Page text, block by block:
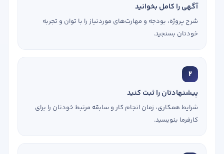
آگهی را کامل بخوانید
شرح پروژه، بودجه و مهارت‌های موردنیاز را با توان و تجربه
خودتان بسنجید.
2
پیشنهادتان را ثبت کنید
شرایط همکاری، زمان انجام کار و سابقه مرتبط خودتان را برای
کارفرما بنویسید.